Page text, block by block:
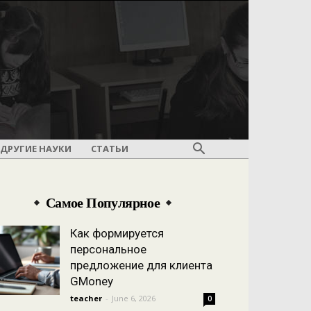
ДРУГИЕ НАУКИ СТАТЬИ
Самое Популярное
Как формируется
персональное
предложение для клиента
GMoney
teacher - June 6, 2026 0